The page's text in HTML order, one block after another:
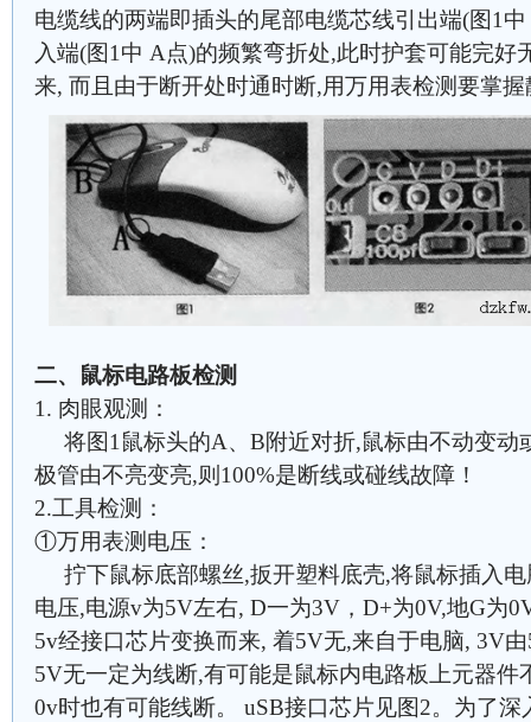
电缆线的两端即插头的尾部电缆芯线引出端(图1
入端(图1中 A点)的频繁弯折处,此时护套可能完好
来, 而且由于断开处时通时断,用万用表检测要掌
二、鼠标电路板检测
1. 肉眼观测：
将图1鼠标头的A、B附近对折,鼠标由不动变动
极管由不亮变亮,则100%是断线或碰线故障！
2.工具检测：
①万用表测电压：
拧下鼠标底部螺丝,扳开塑料底壳,将鼠标插入电
电压,电源v为5V左右, D一为3V，D+为0V,地G为
5v经接口芯片变换而来, 着5V无,来自于电脑, 3V
5V无一定为线断,有可能是鼠标内电路板上元器件
0v时也有可能线断。 uSB接口芯片见图2。为了